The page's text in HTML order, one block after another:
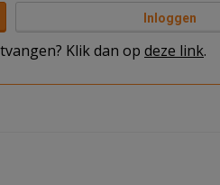
Inloggen
Klik dan op deze link.